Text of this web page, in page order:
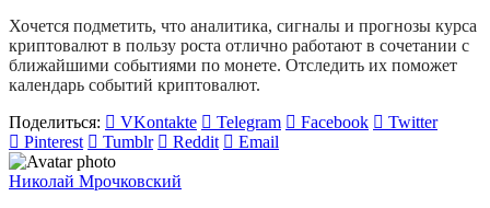
Хочется подметить, что аналитика, сигналы и прогнозы курса
криптовалют в пользу роста отлично работают в сочетании с
ближайшими событиями по монете. Отследить их поможет
календарь событий криптовалют.
Поделиться:
VKontakte Telegram Facebook
Twitter
Pinterest
Tumblr Reddit Email
Николай Мрочковский